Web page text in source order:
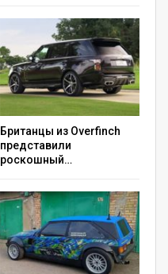
Британцы из Overfinch
представили
роскошный…